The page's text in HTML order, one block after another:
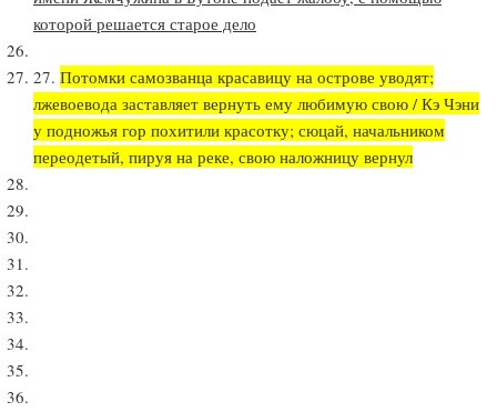
которой решается старое дело
27. Потомки самозванца красавицу на острове уводят;
лжевоевода заставляет вернуть ему любимую свою / Кэ Чэни
у подножья гор похитили красотку; сюцай, начальником
переодетый, пируя на реке, свою наложницу вернул